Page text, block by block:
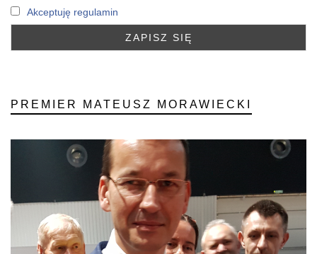
Akceptuję regulamin
PREMIER MATEUSZ MORAWIECKI